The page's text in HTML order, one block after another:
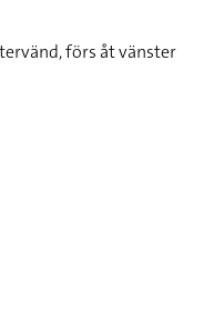
förs åt vänster